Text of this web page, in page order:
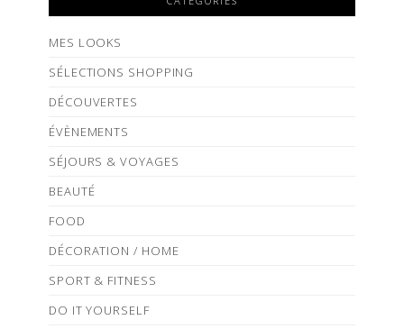
MES LOOKS
SÉLECTIONS SHOPPING
DÉCOUVERTES
ÉVÈNEMENTS
SÉJOURS & VOYAGES
BEAUTÉ
FOOD
DÉCORATION / HOME
SPORT & FITNESS
DO IT YOURSELF